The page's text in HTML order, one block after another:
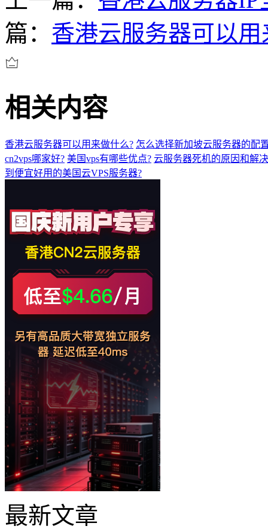
篇： 香港云服务器可以用
相关内容
香港云服务器可以用来做什么? 怎么选择新加坡云服务器的配
cn2vps哪家好? 美国vps有哪些优点? 云服务器死机的原因和解
到便宜好用的美国云VPS服务器?
最新文章